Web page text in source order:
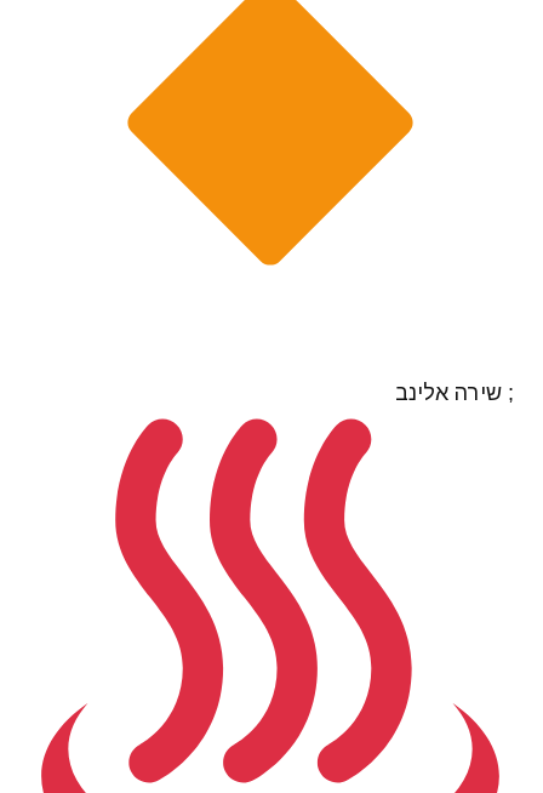
; שירה אלינב